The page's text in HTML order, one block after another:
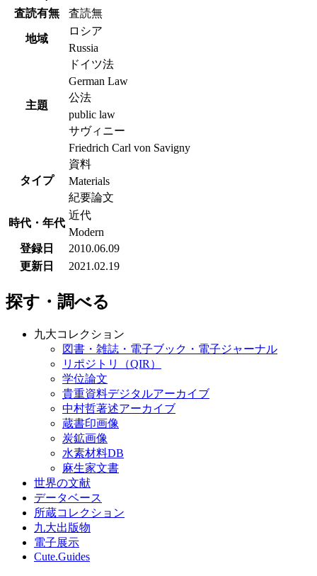
査読有無
査読無
地域
ロシア
Russia
主題
ドイツ法
German Law
公法
public law
サヴィニー
Friedrich Carl von Savigny
タイプ
資料
Materials
紀要論文
時代・年代
近代
Modern
登録日
2010.06.09
更新日
2021.02.19
探す・調べる
九大コレクション
図書・雑誌・電子ブック・電子ジャーナル
リポジトリ（QIR）
学位論文
貴重資料デジタルアーカイブ
中村哲著述アーカイブ
蔵書印画像
炭鉱画像
水素材料DB
麻生家文書
世界の文献
データベース
所蔵コレクション
九大出版物
電子展示
Cute.Guides